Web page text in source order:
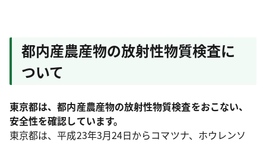
都内産農産物の放射性物質検査に
ついて
東京都は、都内産農産物の放射性物質検査をおこない、
安全性を確認しています。
東京都は、平成23年3月24日からコマツナ、ホウレンソ